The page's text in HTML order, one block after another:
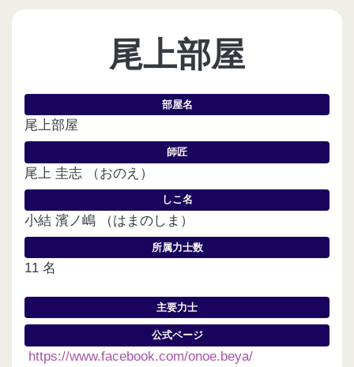
尾上部屋
部屋名
尾上部屋
師匠
尾上 圭志 （おのえ）
しこ名
小結 濱ノ嶋 （はまのしま）
所属力士数
11 名
主要力士
公式ページ
https://www.facebook.com/onoe.beya/